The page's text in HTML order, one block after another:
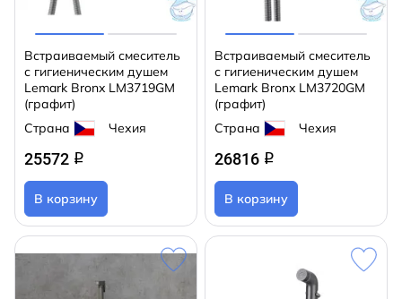
Встраиваемый смеситель
с гигиеническим душем
Lemark Bronx LM3719GM
(графит)
Страна
Чехия
25572 q
В корзину
Встраиваемый смеситель
с гигиеническим душем
Lemark Bronx LM3720GM
(графит)
Страна
Чехия
26816 q
В корзину